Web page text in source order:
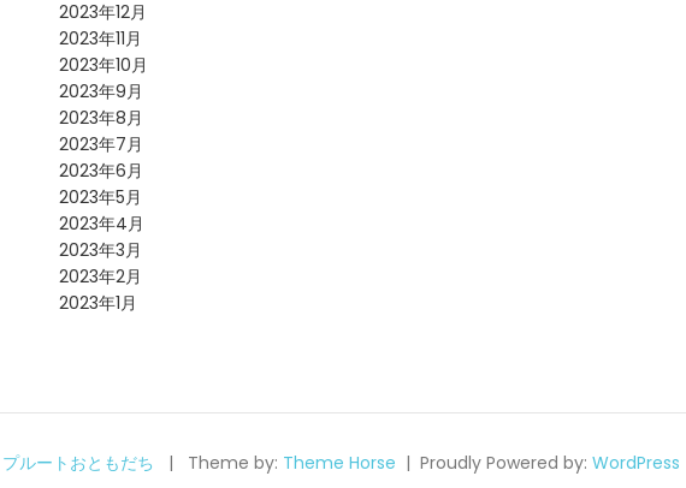
2023年12月
2023年11月
2023年10月
2023年9月
2023年8月
2023年7月
2023年6月
2023年5月
2023年4月
2023年3月
2023年2月
2023年1月
プルートおともだち Theme by: Theme Horse Proudly Powered by: WordPress